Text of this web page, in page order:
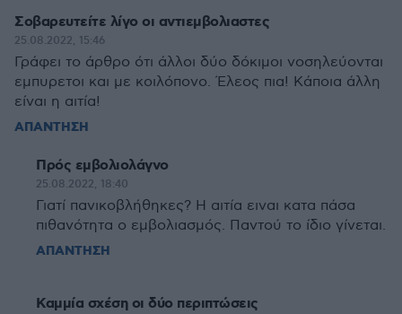
Σοβαρευτείτε λίγο οι αντιεμβολιαστες
25.08.2022, 15:46
Γράφει το άρθρο ότι άλλοι δύο δόκιμοι νοσηλεύονται
εμπυρετοι και με κοιλόπονο. Έλεος πια! Κάποια άλλη
είναι η αιτία!
ΑΠΑΝΤΗΣΗ
Πρός εμβολιολάγνο
25.08.2022, 18:40
Γιατί πανικοβλήθηκες? Η αιτία ειναι κατα πάσα
πιθανότητα ο εμβολιασμός. Παντού το ίδιο γίνεται.
ΑΠΑΝΤΗΣΗ
Καμμία σχέση οι δύο περιπτώσεις